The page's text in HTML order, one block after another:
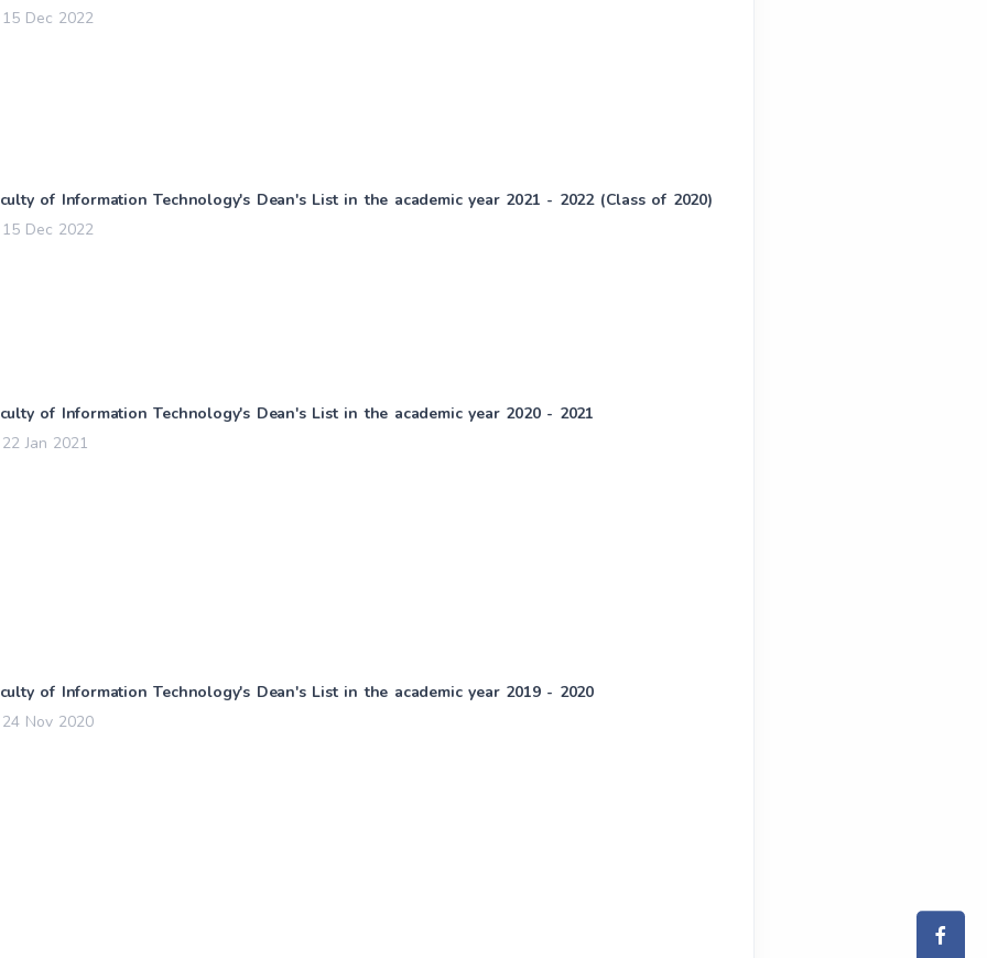
15 Dec 2022
of Information Technology's Dean's List in the academic year 2021 - 2022 (Class of 2020)
15 Dec 2022
of Information Technology's Dean's List in the academic year 2020 - 2021
22 Jan 2021
of Information Technology's Dean's List in the academic year 2019 - 2020
24 Nov 2020